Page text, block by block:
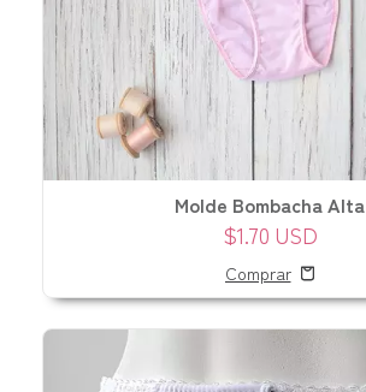
Molde Bombacha Alta
$1.70 USD